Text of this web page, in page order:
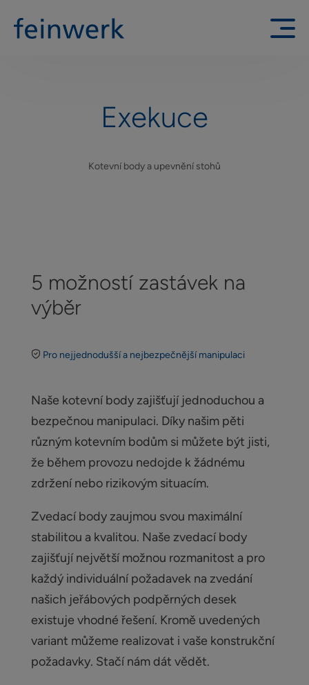
Exekuce
Kotevní body a upevnění stohů
5 možností zastávek na
výběr
Pro nejjednodušší a nejbezpečnější manipulaci
Naše kotevní body zajišťují jednoduchou a
bezpečnou manipulaci. Díky našim pěti
různým kotevním bodům si můžete být jisti,
že během provozu nedojde k žádnému
zdržení nebo rizikovým situacím.
Zvedací body zaujmou svou maximální
stabilitou a kvalitou. Naše zvedací body
zajišťují největší možnou rozmanitost a pro
každý individuální požadavek na zvedání
našich jeřábových podpěrných desek
existuje vhodné řešení. Kromě uvedených
variant můžeme realizovat i vaše konstrukční
požadavky. Stačí nám dát vědět.